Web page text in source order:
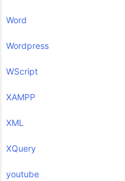
Word
Wordpress
WScript
XAMPP
XML
XQuery
youtube